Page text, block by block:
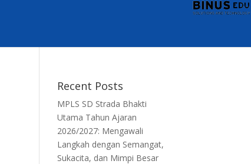
Recent Posts
MPLS SD Strada Bhakti
Utama Tahun Ajaran
2026/2027: Mengawali
Langkah dengan Semangat,
Sukacita, dan Mimpi Besar